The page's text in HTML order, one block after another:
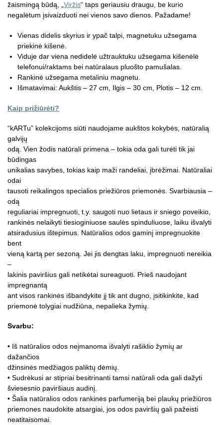
žaismingą būdą, „Viržis“ taps geriausiu draugu, be kurio
negalėtum įsivaizduoti nei vienos savo dienos. Pažadame!
Vienas didelis skyrius ir ypač talpi, magnetuku užsegama
priekinė kišenė.
Viduje dar viena nedidelė užtrauktuku užsegama kišenėlė
telefonui/raktams bei natūralaus pluošto pamušalas.
Rankinė užsegama metaliniu magnetu.
Išmatavimai: Aukštis – 27 cm, Ilgis – 30 cm, Plotis – 12 cm.
Kaip prižiūrėti?
“kARTu” kolekcijoms siūti naudojame aukštos kokybės, natūralią
galvijų
odą. Vien žodis natūrali primena – tokia oda gali turėti tik jai
būdingas
unikalias savybes, tokias kaip maži randeliai, įbrėžimai. Natūraliai
odai
tausoti reikalingos specialios priežiūros priemonės. Svarbiausia –
odą
reguliariai impregnuoti, t.y. saugoti nuo lietaus ir sniego poveikio,
rankinės nelaikyti tiesioginiuose saulės spinduliuose, laiku išvalyti
atsiradusius ištepimus. Natūralios odos gaminį impregnuokite
bent
vieną kartą per sezoną. Jei jis dengtas laku, impregnuoti nereikia
–
lakinis paviršius gali netikėtai sureaguoti. Prieš naudojant
impregnantą
ant visos rankinės išbandykite jį tik ant dugno, įsitikinkite, kad
priemonė tolygiai nudžiūna, nepalieka žymių.
Svarbu:
• Iš natūralios odos neįmanoma išvalyti rašiklio žymių ar
dažančios
džinsinės medžiagos paliktų dėmių.
• Sudrėkusi ar stipriai besitrinanti tamsi natūrali oda gali dažyti
šviesesnio paviršiaus audinį.
• Šalia natūralios odos rankinės parfumeriją bei plaukų priežiūros
priemones naudokite atsargiai, jos odos paviršių gali pažeisti
neatitaisomai.